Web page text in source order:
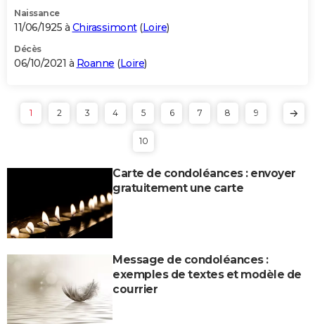
Naissance
11/06/1925 à Chirassimont(Loire)
Décès
06/10/2021 à Roanne (Loire)
1 2 3 4 5 6 7 8 9
10
Carte de condoléances : envoyer
gratuitement une carte
Message de condoléances :
exemples de textes et modèle de
courrier